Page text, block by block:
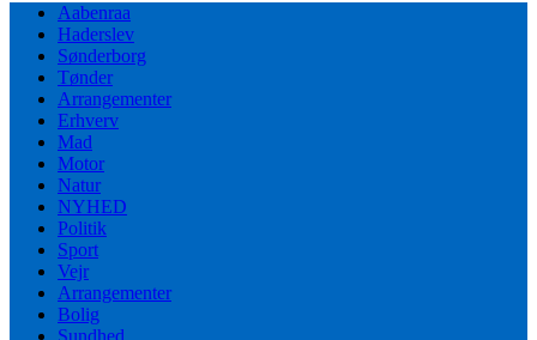
Aabenraa
Haderslev
Sønderborg
Tønder
Arrangementer
Erhverv
Mad
Motor
Natur
NYHED
Politik
Sport
Vejr
Arrangementer
Bolig
Sundhed